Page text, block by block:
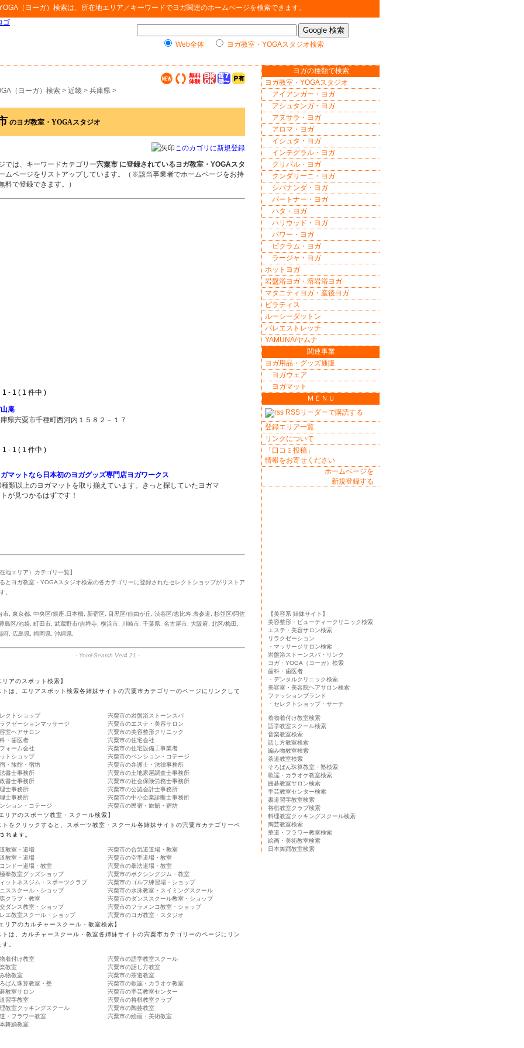
（ヨーガ）検索は、所在地エリア／キーワードでヨガ関連のホームページを検索できます。
Web全体 ヨガ教室・YOGAスタジオ検索
（ヨーガ）検索 > 近畿 > 兵庫県 >
のヨガ教室・YOGAスタジオ
このカゴリに新規登録
では、キーワードカテゴリー宍粟市 に登録されているヨガ教室・YOGAスタ
ムページをリストアップしています。（※該当事業者でホームページをお持
料で登録できます。）
1 ( 1 件中 )
庵
県宍粟市千種町西河内１５８２－１７
1 ( 1 件中 )
マットなら日本初のヨガグッズ専門店ヨガワークス
種類以上のヨガマットを取り揃えています。きっと探していたヨガマ
が見つかるはずです！
地エリア）カテゴリ一覧】
とヨガ教室・YOGAスタジオ検索の各カテゴリーに登録されたセレクトショップがリストア
。
市 東京都 中央区/銀座,日本橋 新宿区 目黒区/自由が丘 渋谷区/恵比寿,表参道
杉並区/阿佐
島区/池袋 町田市 武蔵野市/吉祥寺 横浜市 川崎市 千葉県 名古屋市 大阪府 北区/梅田
府
広島県 福岡県 沖縄県
- Yomi-Search Ver4.21 -
アのスポット検索】
トは、エリアスポット検索各姉妹サイトの宍粟市カテゴリーのページにリンクして
クトショップ
宍粟市の岩盤浴ストーンスパ
クゼーションマッサージ
宍粟市のエステ・美容サロン
室ヘアサロン
宍粟市の美容整形クリニック
・歯医者
宍粟市の住宅会社
ォーム会社
宍粟市の住宅設備工事業者
トショップ
宍粟市のペンション・コテージ
・旅館・宿坊
宍粟市の弁護士・法律事務所
書士事務所
宍粟市の土地家屋調査士事務所
書士事務所
宍粟市の社会保険労務士事務所
士事務所
宍粟市の公認会計士事務所
士事務所
宍粟市の中小企業診断士事務所
ション・コテージ
宍粟市の民宿・旅館・宿坊
リアのスポーツ教室・スクール検索】
トをクリックすると、スポーツ教室・スクール各姉妹サイトの宍粟市カテゴリーペ
れます。
教室・道場
宍粟市の合気道道場・教室
教室・道場
宍粟市の空手道場・教室
ンドー道場・教室
宍粟市の拳法道場・教室
拳教室グッズショップ
宍粟市のボクシングジム・教室
ットネスジム・スポーツクラブ
宍粟市のゴルフ練習場・ショップ
ススクール・ショップ
宍粟市の水泳教室・スイミングスクール
クラブ・教室
宍粟市のダンススクール教室・ショップ
ダンス教室・ショップ
宍粟市のフラメンコ教室・ショップ
エ教室スクール・ショップ
宍粟市のヨガ教室・スタジオ
リアのカルチャースクール・教室検索】
トは、カルチャースクール・教室各姉妹サイトの宍粟市カテゴリーのページにリン
。
着付け教室
宍粟市の語学教室スクール
教室
宍粟市の話し方教室
物教室
宍粟市の茶道教室
ばん珠算教室・塾
宍粟市の歌謡・カラオケ教室
教室サロン
宍粟市の手芸教室センター
習字教室
宍粟市の将棋教室クラブ
教室クッキングスクール
宍粟市の陶芸教室
・フラワー教室
宍粟市の絵画・美術教室
舞踊教室
ヨガの種類で検索
ヨガ教室・YOGAスタジオ
アイアンガー・ヨガ
アシュタンガ・ヨガ
アヌサラ・ヨガ
アロマ・ヨガ
イシュタ・ヨガ
インテグラル・ヨガ
クリパル・ヨガ
クンダリーニ・ヨガ
シバナンダ・ヨガ
パートナー・ヨガ
ハタ・ヨガ
ハリウッド・ヨガ
パワー・ヨガ
ビクラム・ヨガ
ラージャ・ヨガ
ホットヨガ
岩盤浴ヨガ・溶岩浴ヨガ
マタニティヨガ・産後ヨガ
ピラティス
ルーシーダットン
バレエストレッチ
YAMUNA/ヤムナ
関連事業
ヨガ用品・グッズ通販
ヨガウェア
ヨガマット
ＭＥＮＵ
RSSリーダーで購読する
登録エリア一覧
リンクについて
「口コミ投稿」
情報をお寄せください
ホームページを
新規登録する
【美容系 姉妹サイト】
美容整形・ビューティークリニック検索
エステ・美容サロン検索
リラクゼーション
・マッサージサロン検索
岩盤浴ストーンスパ・リンク
ヨガ・YOGA（ヨーガ）検索
歯科・歯医者
・デンタルクリニック検索
美容室・美容院ヘアサロン検索
ファッションブランド
・セレクトショップ・サーチ
着物着付け教室検索
語学教室スクール検索
音楽教室検索
話し方教室検索
編み物教室検索
茶道教室検索
そろばん珠算教室・塾検索
歌謡・カラオケ教室検索
囲碁教室サロン検索
手芸教室センター検索
書道習字教室検索
将棋教室クラブ検索
料理教室クッキングスクール検索
陶芸教室検索
華道・フラワー教室検索
絵画・美術教室検索
日本舞踊教室検索